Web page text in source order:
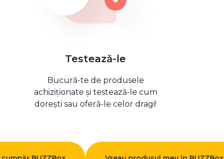
Testează-le
Bucură-te de produsele
achiziționate și testează-le cum
dorești sau oferă-le celor dragi!